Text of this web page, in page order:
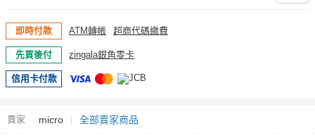
即時付款 ATM轉帳 超商代碼繳費
先買後付 zingala銀角零卡
信用卡付款
賣家 micro 全部賣家商品